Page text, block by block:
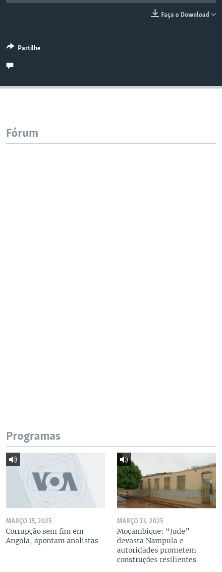
Faça o Download
Partilhe
Fórum
Programas
MARÇO 15, 2025
Corrupção sem fim em
Angola, apontam analistas
MARÇO 13, 2025
Moçambique: “Jude”
devasta Nampula e
autoridades prometem
construções resilientes